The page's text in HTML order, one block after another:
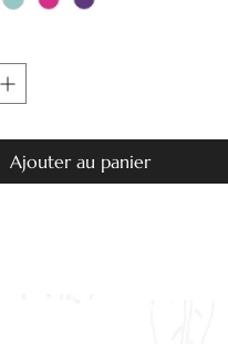
Ajouter au panier